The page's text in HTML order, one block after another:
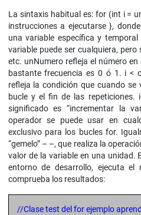
La sintaxis habitual es: for (int i =
instrucciones a ejecutarse },
una variable específica y
variable puede ser cualquiera, pero
etc. unNumero refleja el número
bastante frecuencia es 0 ó 1. i <
refleja la condición que cuando se
bucle y el fin de las repeticiones.
significado es “incrementar la
operador se puede usar en
exclusivo para los bucles for.
“gemelo” – –, que realiza la
valor de la variable en una unidad.
entorno de desarrollo, ejecuta
comprueba los resultados:
//Clase test del for ejemplo